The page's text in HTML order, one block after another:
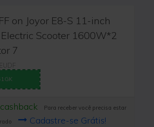
on Joyor E8-S 11-inch
Scooter 1600W*2
7
Para receber você precisa estar
Cadastre-se Grátis!